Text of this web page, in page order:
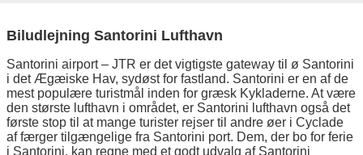
Biludlejning Santorini Lufthavn
Santorini airport – JTR er det vigtigste gateway til ø Santorini
i det Ægæiske Hav, sydøst for fastland. Santorini er en af de
mest populære turistmål inden for græsk Kykladerne. At være
den største lufthavn i området, er Santorini lufthavn også det
første stop til at mange turister rejser til andre øer i Cyclade
af færger tilgængelige fra Santorini port. Dem, der bo for ferie
i Santorini, kan regne med et godt udvalg af Santorini